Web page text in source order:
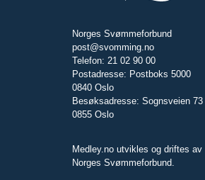
Norges Svømmeforbund
post@svomming.no
Telefon: 21 02 90 00
Postadresse: Postboks 5000
0840 Oslo
Besøksadresse: Sognsveien 73
0855 Oslo
Medley.no utvikles og driftes av
Norges Svømmeforbund.